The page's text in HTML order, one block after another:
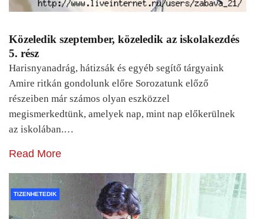
Közeledik szeptember, közeledik az iskolakezdés
5. rész
Harisnyanadrág, hátizsák és egyéb segítő tárgyaink
Amire ritkán gondolunk előre Sorozatunk előző
részeiben már számos olyan eszközzel
megismerkedtünk, amelyek nap, mint nap előkerülnek
az iskolában.…
Read More
TIZENHETEDIK